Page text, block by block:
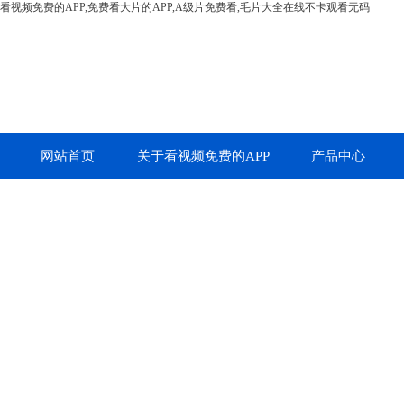
看视频免费的APP,免费看大片的APP,A级片免费看,毛片大全在线不卡观看无码
网站首页 关于看视频免费的APP 产品中心